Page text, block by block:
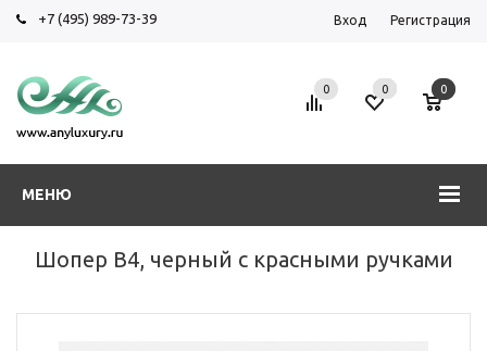
+7 (495) 989-73-39 Вход Регистрация
МЕНЮ
0 0 0
Шопер B4, черный с красными ручками